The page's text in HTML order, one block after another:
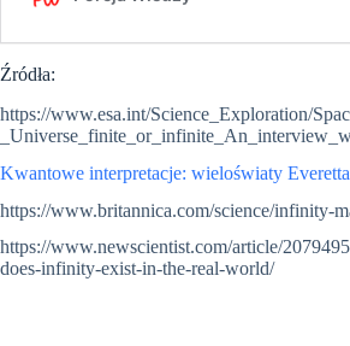
Źródła:
https://www.esa.int/Science_Exploration/
Kwantowe interpretacje: wieloświaty Everetta
https://www.britannica.com/science/infinity-
https://www.newscientist.com/article/
does-infinity-exist-in-the-real-world/